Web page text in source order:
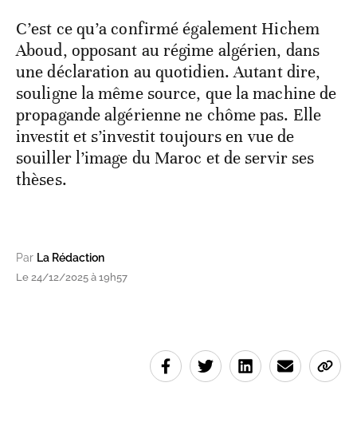
C’est ce qu’a confirmé également Hichem
Aboud, opposant au régime algérien, dans
une déclaration au quotidien. Autant dire,
souligne la même source, que la machine de
propagande algérienne ne chôme pas. Elle
investit et s’investit toujours en vue de
souiller l’image du Maroc et de servir ses
thèses.
Par La Rédaction
Le 24/12/2025 à 19h57